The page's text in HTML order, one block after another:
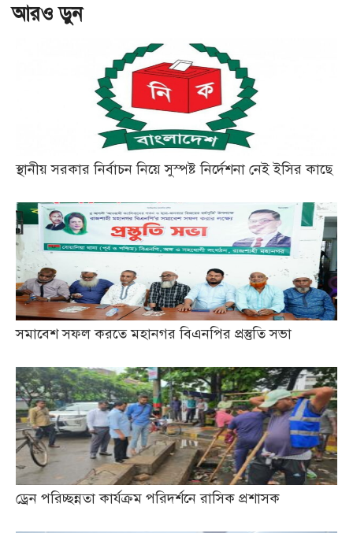
আরও ড়ুন
স্থানীয় সরকার নির্বাচন নিয়ে সুস্পষ্ট নির্দেশনা নেই ইসির কাছে
সমাবেশ সফল করতে মহানগর বিএনপির প্রস্তুতি সভা
ড্রেন পরিচ্ছন্নতা কার্যক্রম পরিদর্শনে রাসিক প্রশাসক